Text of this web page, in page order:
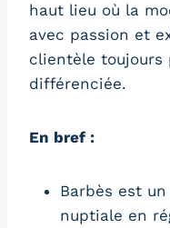
haut lieu où la
avec passion et
clientèle toujours
différenciée.
En bref :
Barbès est
nuptiale en